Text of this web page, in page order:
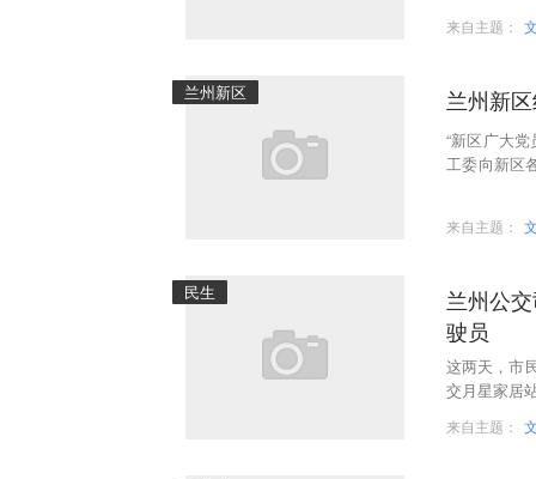
来自主题：
兰州新区 兰州新
“新区广大
工委向新区
来自主题：
民生
兰州公
驶员
这两天，市
交月星家居
来自主题：